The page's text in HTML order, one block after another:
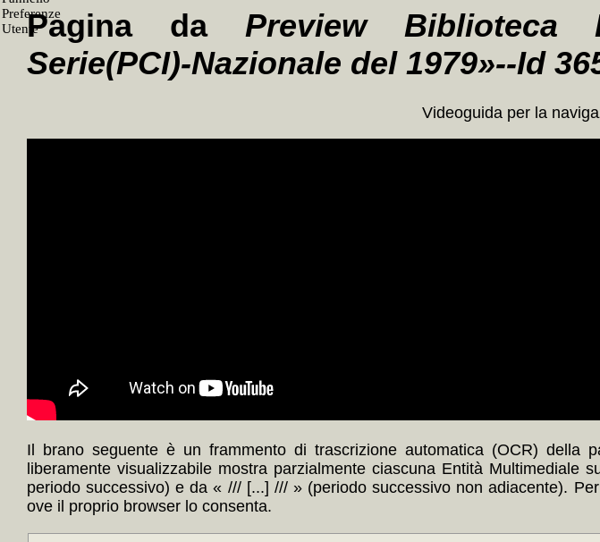
Pagina da Preview Biblioteca
Serie(PCI)-Nazionale del 1979»--Id
Videoguida per la
Il brano seguente è un frammento di trascrizione automatica (OCR) della
liberamente visualizzabile mostra parzialmente ciascuna Entità
periodo successivo) e da « /// [...] /// » (periodo successivo non adiacente).
ove il proprio browser lo consenta.